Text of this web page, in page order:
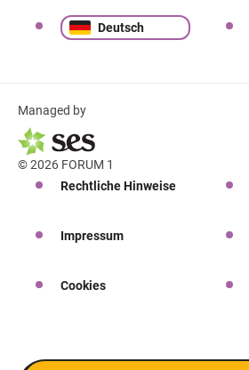
Deutsch
Managed by
© 2026 FORUM 1
Rechtliche Hinweise
Impressum
Cookies